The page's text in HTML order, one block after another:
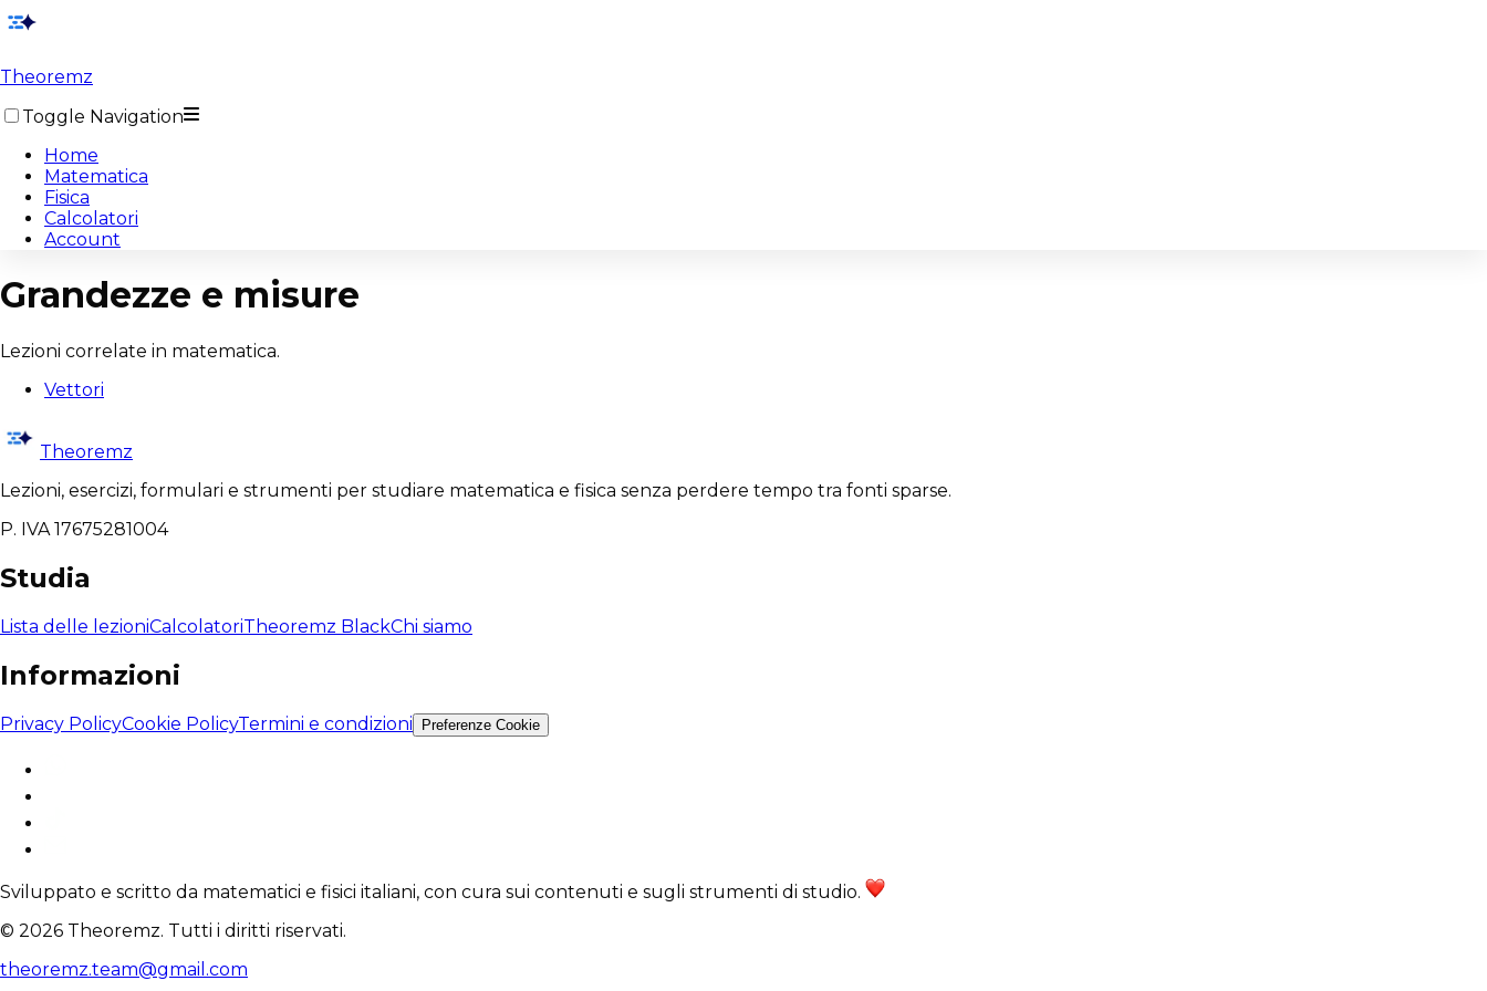
Theoremz
Toggle Navigation
Home
Matematica
Fisica
Calcolatori
Account
Grandezze e misure
Lezioni correlate in matematica.
Vettori
Theoremz
Lezioni, esercizi, formulari e strumenti per studiare matematica e fisica senza perdere tempo tra fonti sparse.
P. IVA 17675281004
Studia
Lista delle lezioniCalcolatoriTheoremz BlackChi siamo
Informazioni
Privacy PolicyCookie PolicyTermini e condizioni Preferenze Cookie
Sviluppato e scritto da matematici e fisici italiani, con cura sui contenuti e sugli strumenti di studio.
© 2026 Theoremz. Tutti i diritti riservati.
theoremz.team@gmail.com